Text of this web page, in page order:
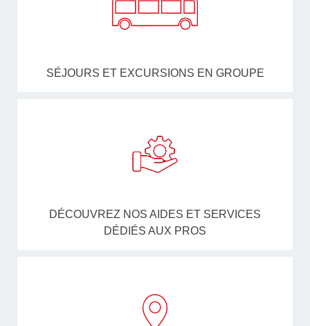
SÉJOURS ET EXCURSIONS EN GROUPE
DÉCOUVREZ NOS AIDES ET SERVICES
DÉDIÉS AUX PROS